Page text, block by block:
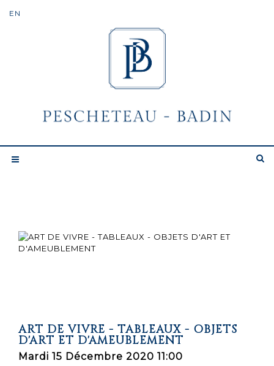
ART DE VIVRE - TABLEAUX - OBJETS
D'ART ET D'AMEUBLEMENT
Mardi 15 Décembre 2020 11:00